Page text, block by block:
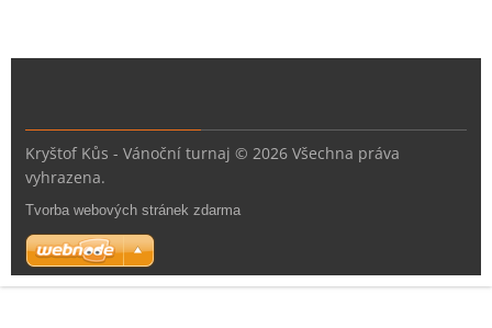
Kryštof Kůs - Vánoční turnaj © 2026 Všechna práva
vyhrazena.
Tvorba webových stránek zdarma